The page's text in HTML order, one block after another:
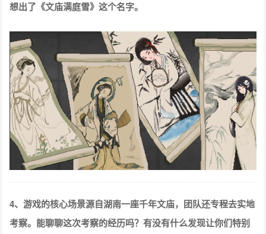
想出了《文庙满庭雪》这个名字。
4、游戏的核心场景源自湖南一座千年文庙，团队还专程去实地
考察。能聊聊这次考察的经历吗？有没有什么发现让你们特别